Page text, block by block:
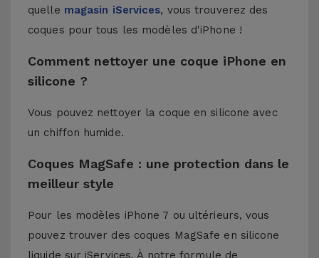
quelle magasin iServices, vous trouverez des
coques pour tous les modèles d'iPhone !
Comment nettoyer une coque iPhone en
silicone ?
Vous pouvez nettoyer la coque en silicone avec
un chiffon humide.
Coques MagSafe : une protection dans le
meilleur style
Pour les modèles iPhone 7 ou ultérieurs, vous
pouvez trouver des coques MagSafe en silicone
liquide sur iServices. À notre formule de